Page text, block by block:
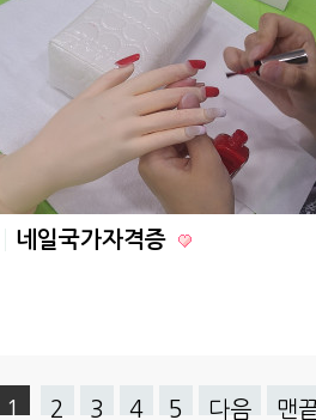
네일국가자격증
1 2 3 4 5 다음 맨